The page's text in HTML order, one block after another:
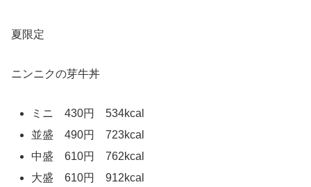
夏限定
ニンニクの芽牛丼
ミニ 430円 534kcal
並盛 490円 723kcal
中盛 610円 762kcal
大盛 610円 912kcal